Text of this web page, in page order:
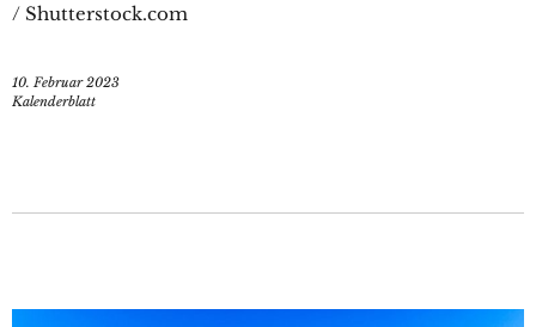
/ Shutterstock.com
10. Februar 2023
Kalenderblatt